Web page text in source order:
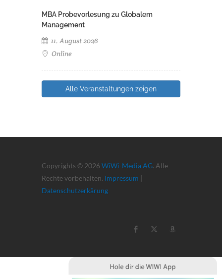
MBA Probevorlesung zu Globalem
Management
11. August 2026
Online
Alle Veranstaltungen zeigen
Copyrights © 2026 WiWi-Media AG. Alle
Rechte vorbehalten. Impressum |
Datenschutzerkärung